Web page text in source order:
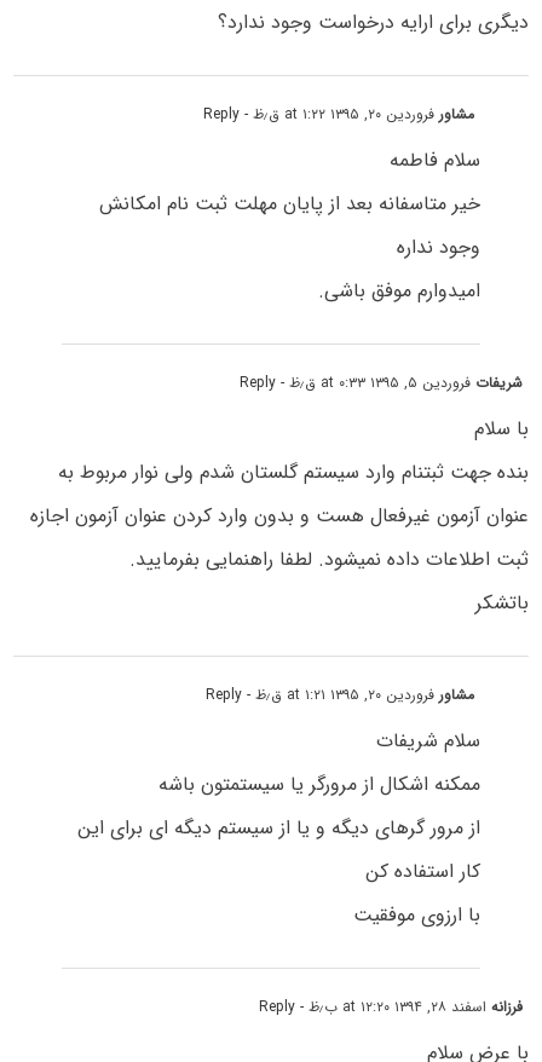
دیگری برای ارایه درخواست وجود ندارد؟
مشاورفروردین ۲۰, ۱۳۹۵ at ۱:۲۲ ق٫ظ - Reply
سلام فاطمه
خیر متاسفانه بعد از پایان مهلت ثبت نام امکانش
وجود نداره
امیدوارم موفق باشی.
شریفات فروردین ۵, ۱۳۹۵ at ۰:۳۳ ق٫ظ - Reply
با سلام
بنده جهت ثبتنام وارد سیستم گلستان شدم ولی نوار مربوط به
عنوان آزمون غیرفعال هست و بدون وارد کردن عنوان آزمون اجازه
ثبت اطلاعات داده نمیشود. لطفا راهنمایی بفرمایید.
باتشکر
مشاورفروردین ۲۰, ۱۳۹۵ at ۱:۲۱ ق٫ظ - Reply
سلام شریفات
ممکنه اشکال از مرورگر یا سیستمتون باشه
از مرور گرهای دیگه و یا از سیستم دیگه ای برای این
کار استفاده کن
با ارزوی موفقیت
فرزانهاسفند ۲۸, ۱۳۹۴ at ۱۲:۲۰ ب٫ظ - Reply
با عرض سلام